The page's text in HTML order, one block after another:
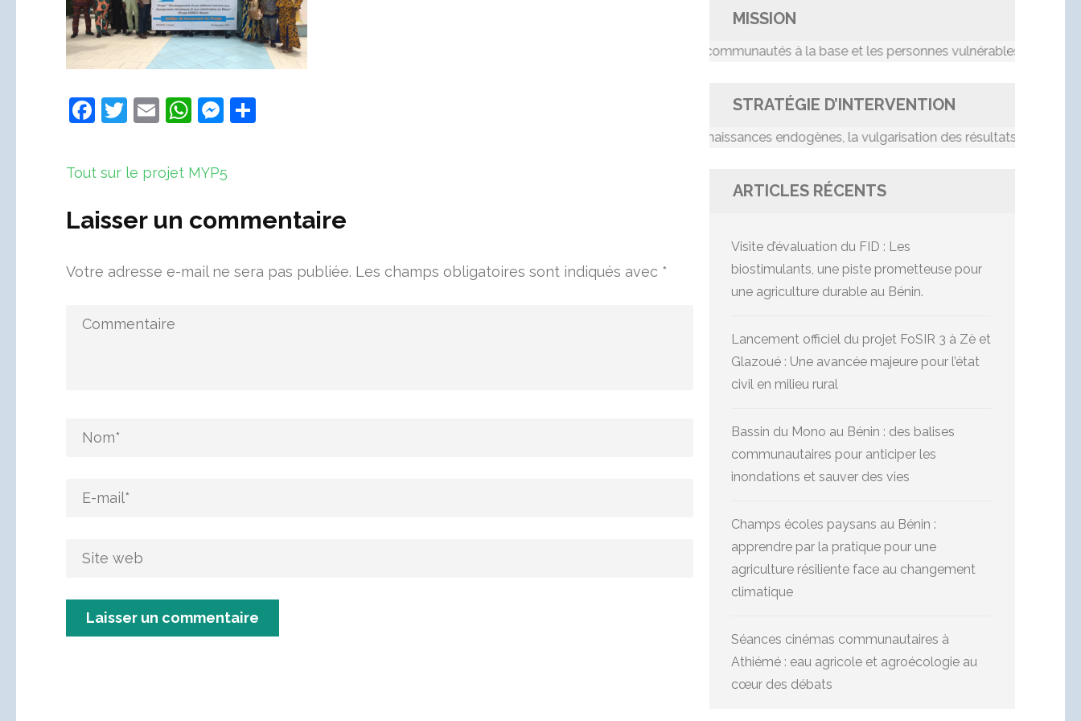
Facebook
Twitter
EmailWhatsApp
Messenger
Navigation
l’article
Tout sur le projet MYP5
Laisser un commentaire
Votre adresse e-mail ne sera pas publiée. Les champs obligatoires sont indiqués avec *
MISSION
Accompagner les communautés à la base et les personnes vulnérables dans le
STRATÉGIE D’INTERVENTION
La valorisation des connaissances endogènes, la vulgarisation des résultats de
ARTICLES RÉCENTS
Visite d’évaluation du FID : Les
biostimulants, une piste prometteuse pour
une agriculture durable au Bénin.
Lancement officiel du projet FoSIR 3 à Zè et
Glazoué : Une avancée majeure pour l’état
civil en milieu rural
Bassin du Mono au Bénin : des balises
communautaires pour anticiper les
inondations et sauver des vies
Champs écoles paysans au Bénin :
apprendre par la pratique pour une
agriculture résiliente face au changement
climatique
Séances cinémas communautaires à
Athiémé : eau agricole et agroécologie au
cœur des débats